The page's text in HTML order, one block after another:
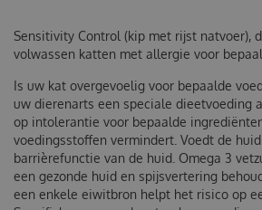
Sensitivity Control (kip met rijst natvoer),
volwassen katten met allergie voor
Is uw kat overgevoelig voor bepaalde
uw dierenarts een speciale dieetvoeding
op intolerantie voor bepaalde
voedingsstoffen vermindert. Voedt de
barrièrefunctie van de huid. Omega 3
een gezonde huid en spijsvertering
een enkele eiwitbron helpt het risico op